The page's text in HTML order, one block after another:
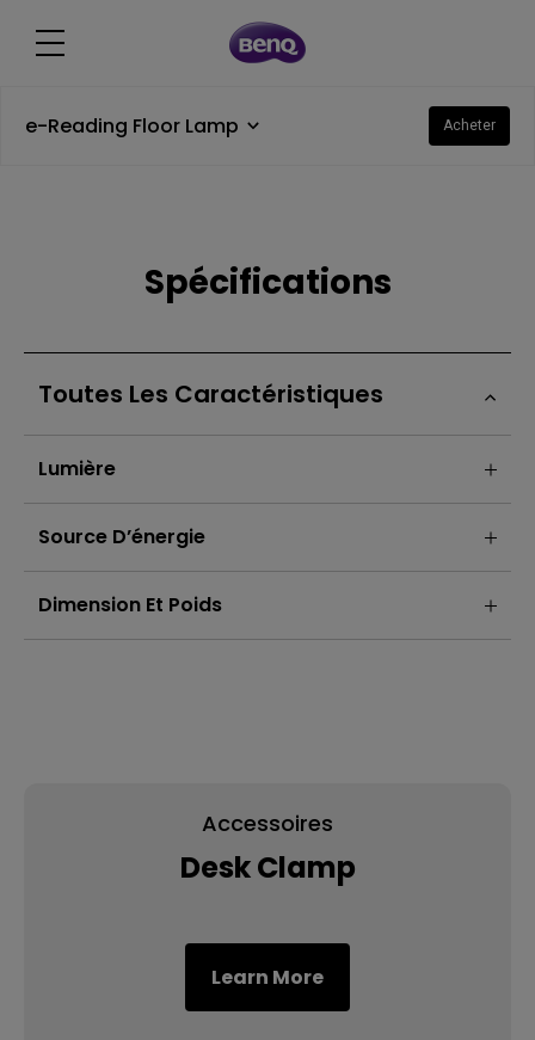
e-Reading Floor Lamp Acheter
Spécifications
Toutes Les Caractéristiques
Lumière
Source D’énergie
Dimension Et Poids
Accessoires
Desk Clamp
Learn More